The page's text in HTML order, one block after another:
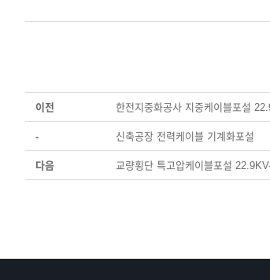
이전 한전지중화공사 지중케이블포설
- 신축공장 전력케이블 기계화포설
다음 교량횡단 특고압케이블포설